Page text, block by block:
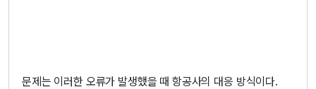
문제는 이러한 오류가 발생했을 때 항공사의 대응 방식이다.